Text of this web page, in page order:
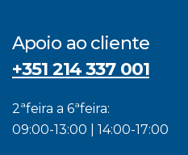
Apoio ao cliente
+351 214 337 001
2ªfeira a 6ªfeira:
09:00-13:00 | 14:00-17:00